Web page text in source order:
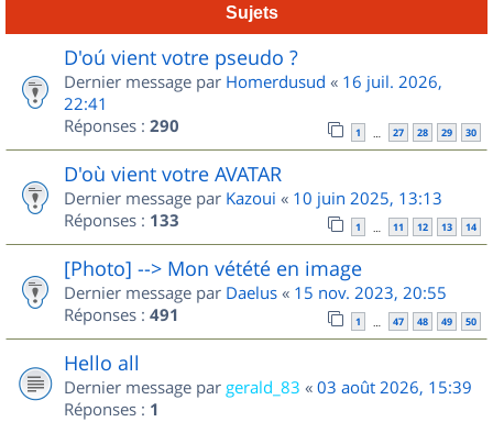
Sujets
D'oú vient votre pseudo ?
Dernier message par Homerdusud « 16 juil. 2026,
22:41
Réponses : 290 1 … 27 28 29 30
D'où vient votre AVATAR
Dernier message par Kazoui « 10 juin 2025, 13:13
Réponses : 133 1 … 11 12 13 14
[Photo] --> Mon vétété en image
Dernier message par Daelus « 15 nov. 2023, 20:55
Réponses : 491 1 … 47 48 49 50
Hello all
Dernier message par gerald_83 « 03 août 2026, 15:39
Réponses : 1